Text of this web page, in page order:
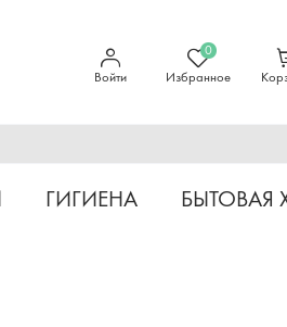
Войти
0
Избранное
ГИГИЕНА БЫТОВАЯ